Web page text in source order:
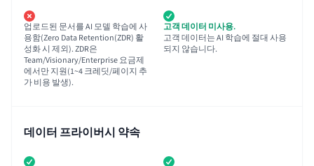
업로드된 문서를 AI 모델 학습에 사
용함(Zero Data Retention(ZDR) 활
성화 시 제외). ZDR은
Team/Visionary/Enterprise 요금제
에서만 지원(1~4 크레딧/페이지 추
가 비용 발생).
고객 데이터 미사용.
고객 데이터는 AI 학습에 절대 사용
되지 않습니다.
데이터 프라이버시 약속